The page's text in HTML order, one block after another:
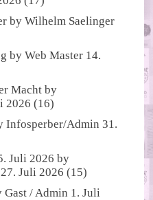
byWilhelm Saelinger
byWeb Master 14.
Macht by
2026 (16)
Infosperber/Admin 31.
Juli 2026 by
27. Juli 2026 (15)
Gast / Admin 1. Juli